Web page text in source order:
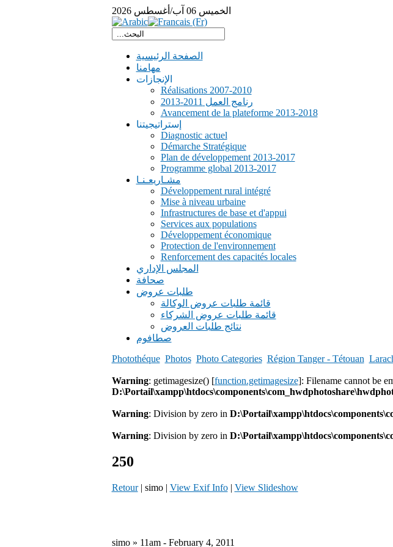
الخميس 06 آب/أغسطس 2026
الصفحة الرئيسية
مهامنا
الإنجازات
Réalisations 2007-2010
رنامج العمل 2011-2013
Avancement de la plateforme 2013-2018
إستراتيجيتنا
Diagnostic actuel
Démarche Stratégique
Plan de développement 2013-2017
Programme global 2013-2017
مشـاريعـنـا
Développement rural intégré
Mise à niveau urbaine
Infrastructures de base et d'appui
Services aux populations
Développement économique
Protection de l'environnement
Renforcement des capacités locales
المجلس الإداري
صحافة
طلبات عروض
قائمة طلبات عروض الوكالة
قائمة طلبات عروض الشركاء
نتائج طلبات العروض
صطافوم
Photothéque Photos Photo Categories Région Tanger - Tétouan
Warning: getimagesize() [function.getimagesize]: Filename cannot be
Warning: Division by zero in
Warning: Division by zero in
250
Retour| simo | View Exif Info| View Slideshow
simo » 11am - February 4, 2011